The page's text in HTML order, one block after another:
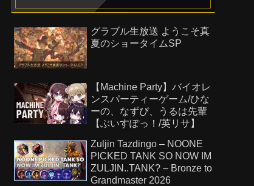
グラブル生放送 ようこそ真
夏のショータイムSP
【Machine Party】バイオレ
ンスパーティーゲーム/ひな
ーの、なずぴ、うるは先輩
【ぶいすぽっ！/英リサ】
Zuljin Tazdingo – NOONE
PICKED TANK SO NOW IM
ZULJIN..TANK? – Bronze to
Grandmaster 2026